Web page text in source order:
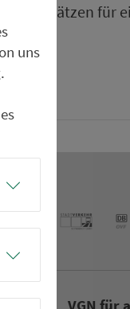
Team-Plätzen für
VGN für
uns